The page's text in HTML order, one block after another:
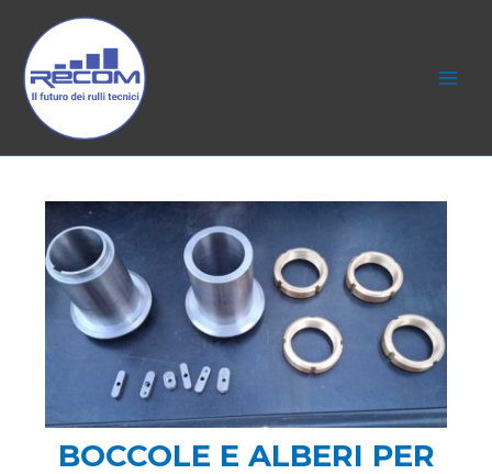
contenuto
BOCCOLE E ALBERI PER